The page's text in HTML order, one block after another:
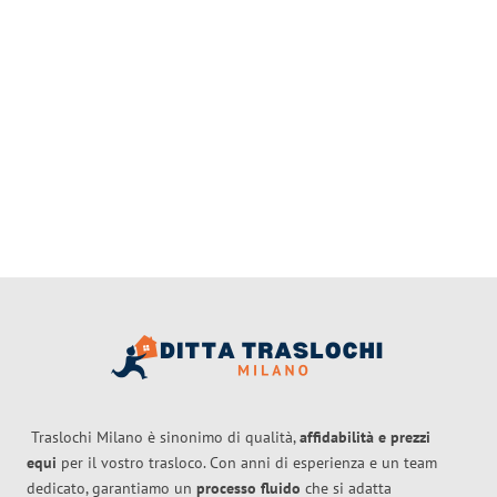
Traslochi Milano è sinonimo di qualità,affidabilità e prezzi
equi per il vostro trasloco. Con anni di esperienza e un team
dedicato, garantiamo un processo fluido che si adatta